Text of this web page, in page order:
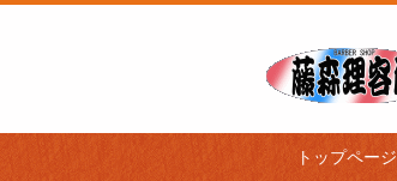
トップページ